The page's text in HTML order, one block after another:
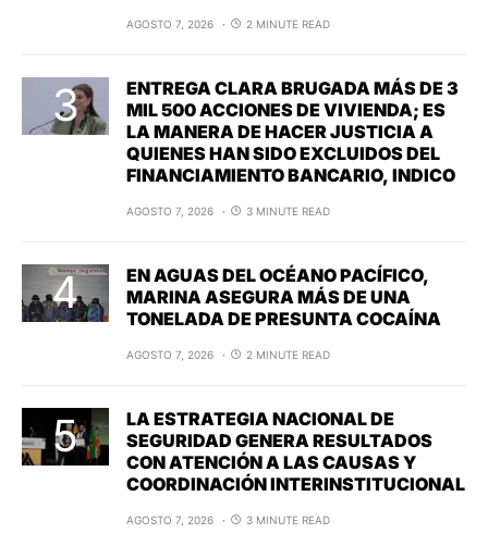
AGOSTO 7, 2026 2 MINUTE READ
ENTREGA CLARA BRUGADA MÁS DE 3
MIL 500 ACCIONES DE VIVIENDA; ES
LA MANERA DE HACER JUSTICIA A
QUIENES HAN SIDO EXCLUIDOS DEL
FINANCIAMIENTO BANCARIO, INDICO
AGOSTO 7, 2026 3 MINUTE READ
EN AGUAS DEL OCÉANO PACÍFICO,
MARINA ASEGURA MÁS DE UNA
TONELADA DE PRESUNTA COCAÍNA
AGOSTO 7, 2026 2 MINUTE READ
LA ESTRATEGIA NACIONAL DE
SEGURIDAD GENERA RESULTADOS
CON ATENCIÓN A LAS CAUSAS Y
COORDINACIÓN INTERINSTITUCIONAL
AGOSTO 7, 2026 3 MINUTE READ